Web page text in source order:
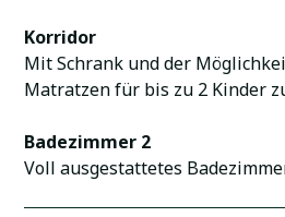
Korridor
Mit Schrank und der
Matratzen für bis zu 2 Kinder
Badezimmer 2
Voll ausgestattetes